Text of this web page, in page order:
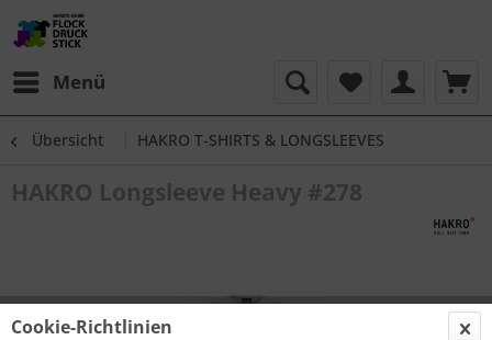
Menü
Übersicht HAKRO T-SHIRTS & LONGSLEEVES
HAKRO Longsleeve Heavy #278
Cookie-Richtlinien